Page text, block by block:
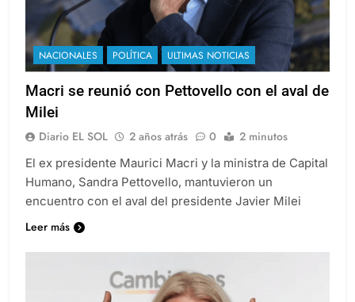
NACIONALES POLÍTICA ULTIMAS NOTICIAS
Macri se reunió con Pettovello con el aval de
Milei
Diario EL SOL 2 años atrás 0 2 minutos
El ex presidente Maurici Macri y la ministra de Capital
Humano, Sandra Pettovello, mantuvieron un
encuentro con el aval del presidente Javier Milei
Leer más